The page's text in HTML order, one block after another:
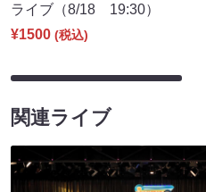
ライブ（8/18 19:30）
¥1500 (税込)
関連ライブ